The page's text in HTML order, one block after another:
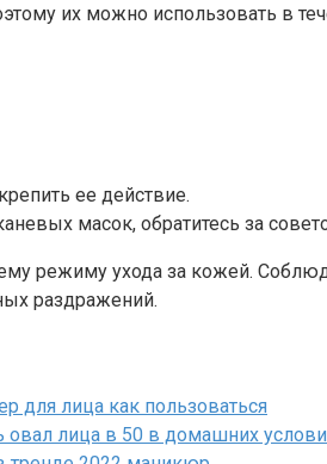
их можно использовать в
ее действие.
масок, обратитесь за
режиму ухода за кожей.
раздражений.
для лица как пользоваться
овал лица в 50 в домашних